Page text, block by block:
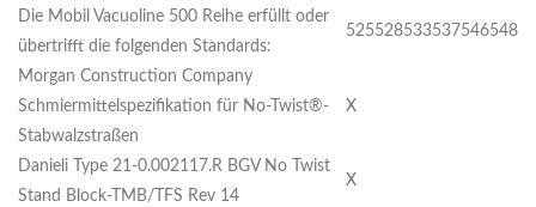
Die Mobil Vacuoline 500 Reihe erfüllt oder
übertrifft die folgenden Standards:
525528533537546548
Morgan Construction Company
Schmiermittelspezifikation für No-Twist®-
Stabwalzstraßen
X
Danieli Type 21-0.002117.R BGV No Twist
Stand Block-TMB/TFS Rev 14
X